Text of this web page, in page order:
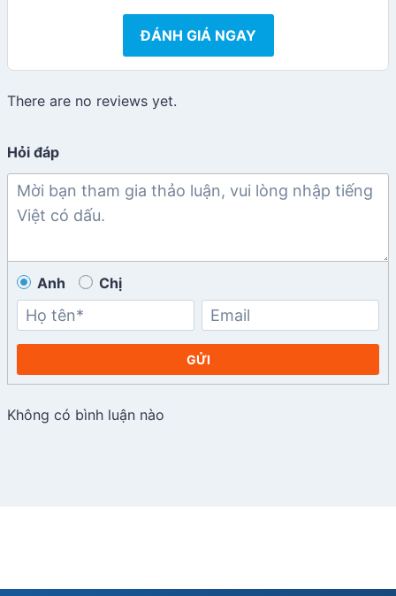
ĐÁNH GIÁ NGAY
There are no reviews yet.
Hỏi đáp
Anh Chị
GỬI
Không có bình luận nào